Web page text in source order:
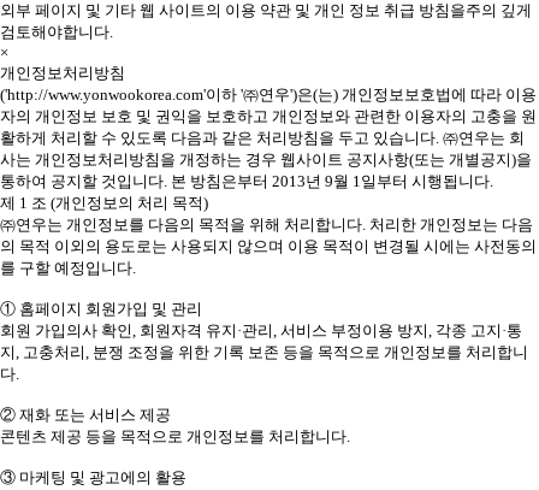
외부 페이지 및 기타 웹 사이트의 이용 약관 및 개인 정보 취급 방침을주의 깊게
검토해야합니다.
×
개인정보처리방침
('http://www.yonwookorea.com'이하 '㈜연우')은(는) 개인정보보호법에 따라 이용
자의 개인정보 보호 및 권익을 보호하고 개인정보와 관련한 이용자의 고충을 원
활하게 처리할 수 있도록 다음과 같은 처리방침을 두고 있습니다. ㈜연우는 회
사는 개인정보처리방침을 개정하는 경우 웹사이트 공지사항(또는 개별공지)을
통하여 공지할 것입니다. 본 방침은부터 2013년 9월 1일부터 시행됩니다.
제 1 조 (개인정보의 처리 목적)
㈜연우는 개인정보를 다음의 목적을 위해 처리합니다. 처리한 개인정보는 다음
의 목적 이외의 용도로는 사용되지 않으며 이용 목적이 변경될 시에는 사전동의
를 구할 예정입니다.
① 홈페이지 회원가입 및 관리
회원 가입의사 확인, 회원자격 유지·관리, 서비스 부정이용 방지, 각종 고지·통
지, 고충처리, 분쟁 조정을 위한 기록 보존 등을 목적으로 개인정보를 처리합니
다.
② 재화 또는 서비스 제공
콘텐츠 제공 등을 목적으로 개인정보를 처리합니다.
③ 마케팅 및 광고에의 활용